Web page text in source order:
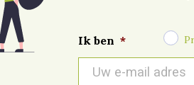
Ik ben *
mail
*